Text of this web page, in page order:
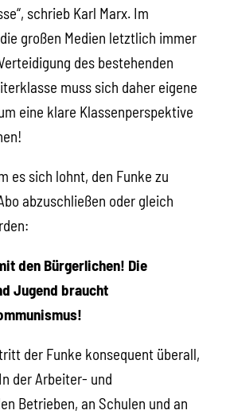
schrieb Karl Marx. Im
großen Medien letztlich immer
des bestehenden
muss sich daher eigene
eine klare Klassenperspektive
es sich lohnt, den Funke zu
abzuschließen oder gleich
den Bürgerlichen! Die
Jugend braucht
der Funke konsequent überall,
der Arbeiter- und
Betrieben, an Schulen und an